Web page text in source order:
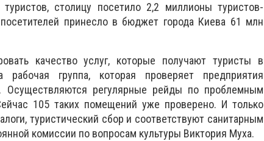
столицу посетило 2,2 миллионы туристов-
принесло в бюджет города Киева 61 млн
качество услуг, которые получают туристы в
группа, которая проверяет предприятия
Осуществляются регулярные рейды по проблемным
105 таких помещений уже проверено. И только
туристический сбор и соответствуют санитарным
комиссии по вопросам культуры Виктория Муха.